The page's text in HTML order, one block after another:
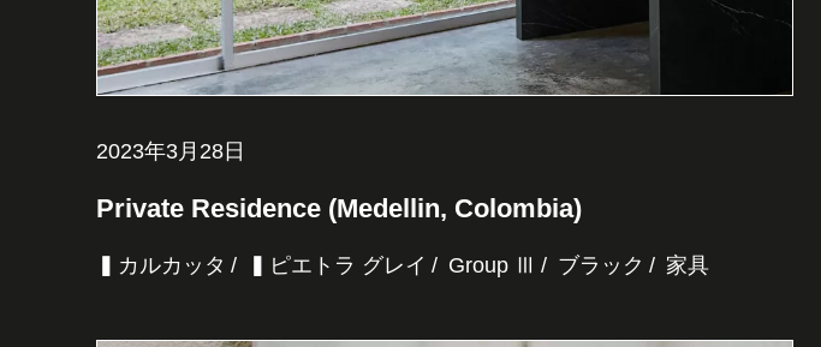
2023年3月28日
Private Residence (Medellin, Colombia)
▍カルカッタ ▍ピエトラ グレイ Group Ⅲ ブラック 家具